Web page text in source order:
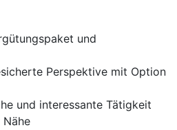
und
Perspektive mit Option
und interessante Tätigkeit
Nähe